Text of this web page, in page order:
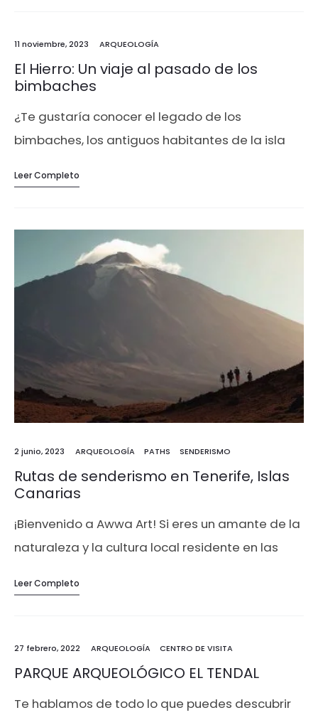
11 noviembre, 2023 ARQUEOLOGÍA
El Hierro: Un viaje al pasado de los
bimbaches
¿Te gustaría conocer el legado de los
bimbaches, los antiguos habitantes de la isla
yacimientos arqueológicos más importantes y
Leer Completo
2 junio, 2023 ARQUEOLOGÍA PATHS SENDERISMO
Rutas de senderismo en Tenerife, Islas
Canarias
¡Bienvenido a Awwa Art! Si eres un amante de la
naturaleza y la cultura local residente en las
esta entrada del blog,…
Leer Completo
27 febrero, 2022 ARQUEOLOGÍA CENTRO DE VISITA
PARQUE ARQUEOLÓGICO EL TENDAL
Te hablamos de todo lo que puedes descubrir